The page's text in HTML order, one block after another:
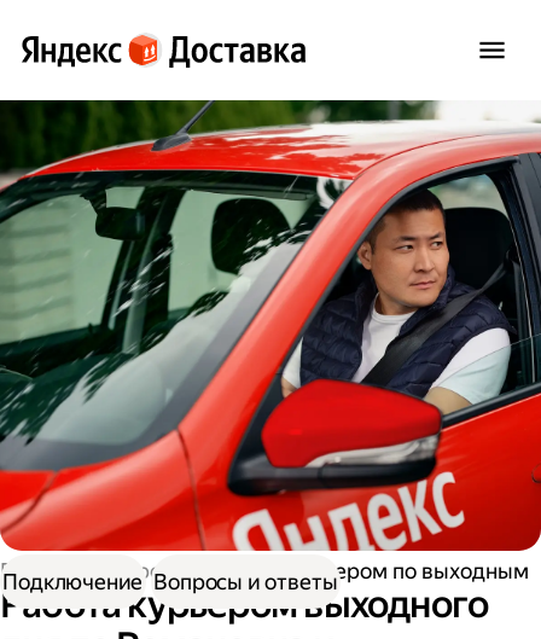
Работа курьером Работа курьером по выходным
Работа курьером выходного
Подключение Вопросы и ответы